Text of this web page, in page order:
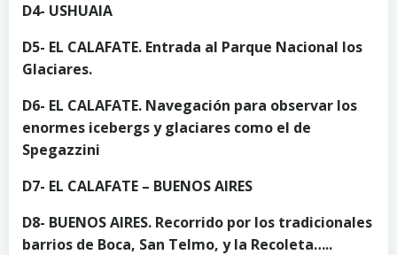
D4- USHUAIA
D5- EL CALAFATE. Entrada al Parque Nacional los
Glaciares.
D6- EL CALAFATE. Navegación para observar los
enormes icebergs y glaciares como el de
Spegazzini
D7- EL CALAFATE – BUENOS AIRES
D8- BUENOS AIRES. Recorrido por los tradicionales
barrios de Boca, San Telmo, y la Recoleta…..